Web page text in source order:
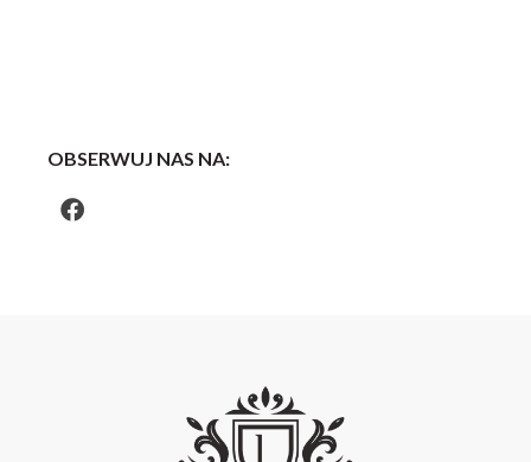
OBSERWUJ NAS NA: